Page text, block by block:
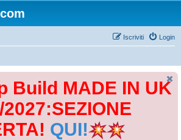
Login
Iscriviti
Build MADE IN UK
QUI!